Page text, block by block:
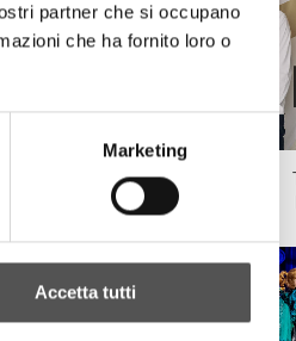
partner che si occupano
che ha fornito loro o
Marketing
Accetta tutti
Oldofredi